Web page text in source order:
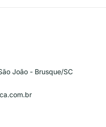
João - Brusque/SC